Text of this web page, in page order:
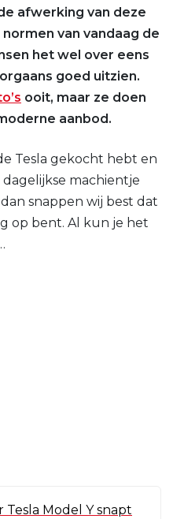
afwerking van deze
van vandaag de
het wel over eens
goed uitzien.
ooit, maar ze doen
aanbod.
Tesla gekocht hebt en
dagelijkse machientje
snappen wij best dat
op bent. Al kun je het
Model Y snapt